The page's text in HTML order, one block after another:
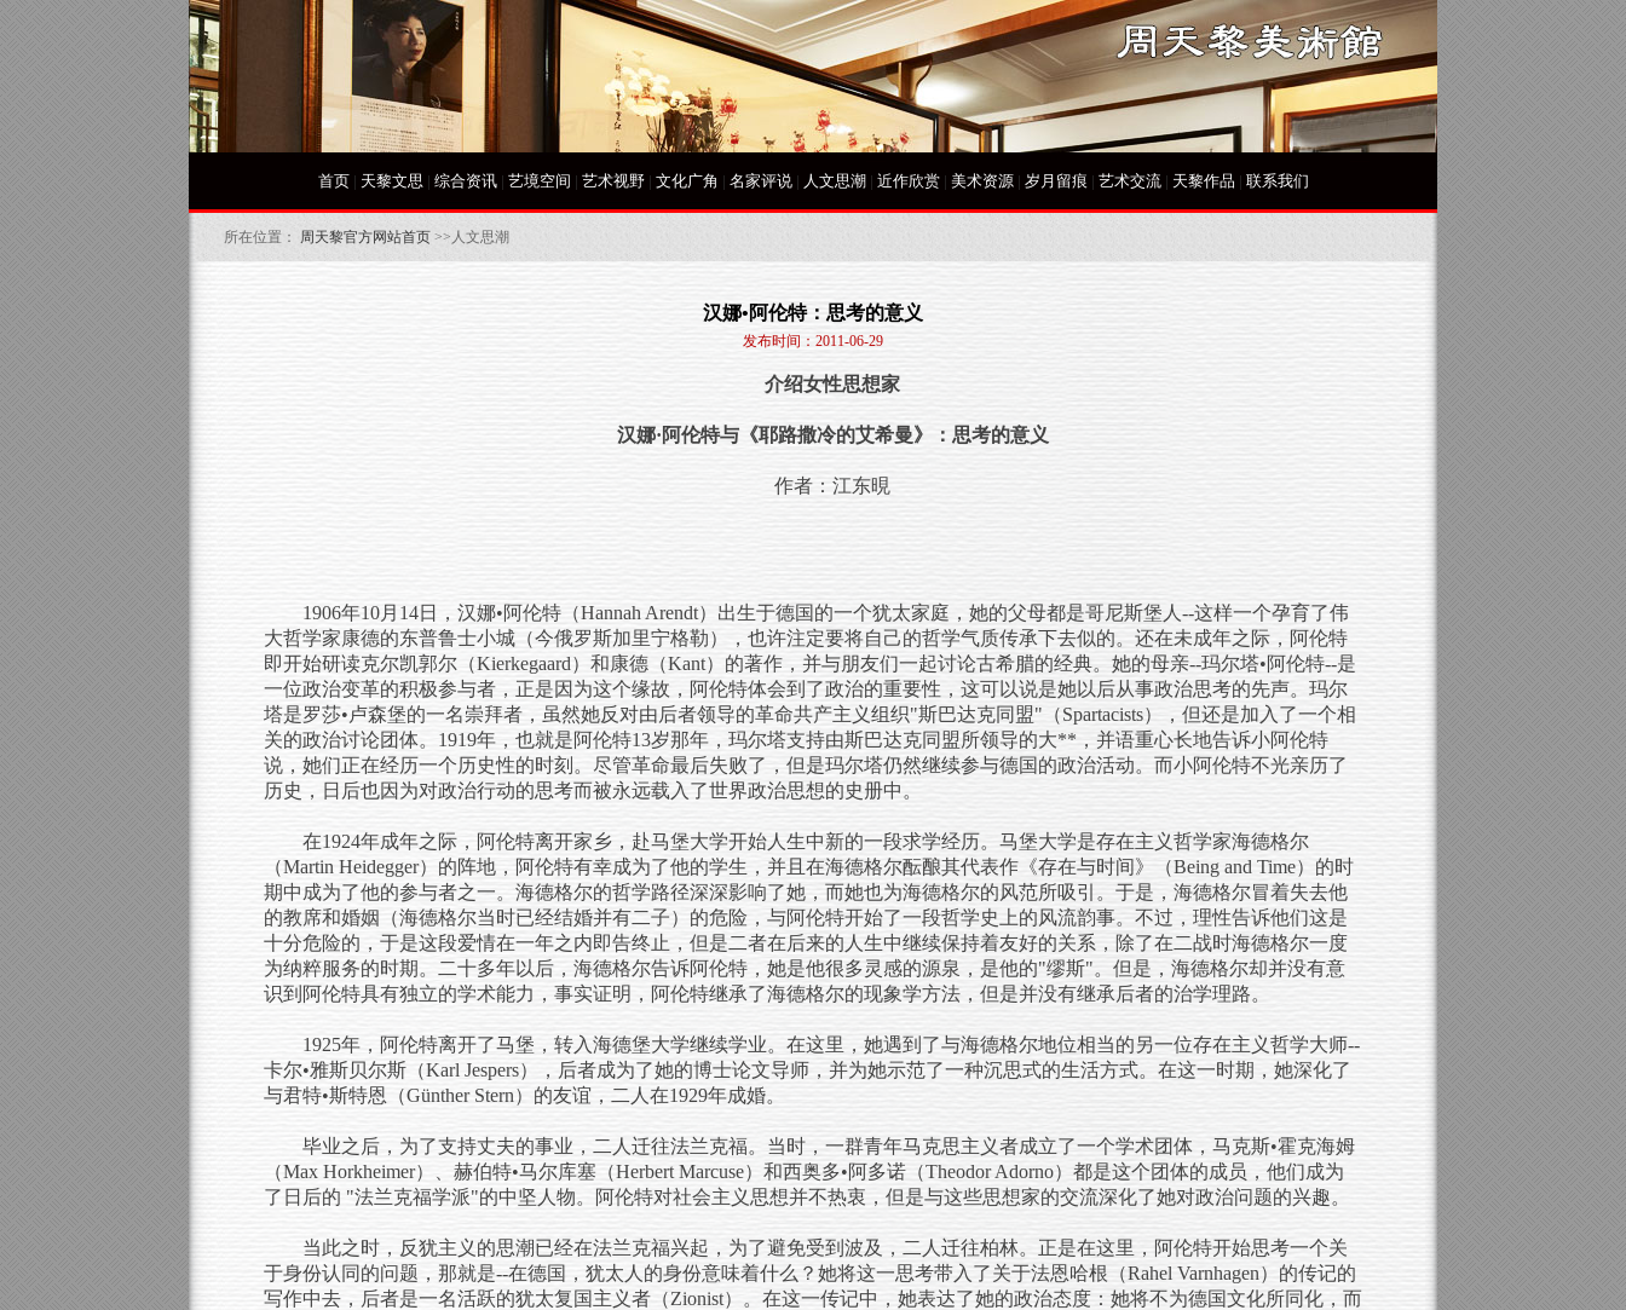
首页| 天黎文思 | 综合资讯| 艺境空间 | 艺术视野| 文化广角 | 名家评说| 人文思潮 | 近作欣赏| 美术资源| 岁月留痕 | 艺术交流| 天黎作品 | 联系我们
所在位置： 周天黎官方网站首页 >>人文思潮
汉娜•阿伦特：思考的意义
发布时间：2011-06-29
介绍女性思想家
汉娜·阿伦特与《耶路撒冷的艾希曼》：思考的意义
作者：江东晛
1906年10月14日，汉娜•阿伦特（Hannah Arendt）出生于德国的一个犹太家庭，她的父母都是哥尼斯堡人--这样一个孕育了伟
大哲学家康德的东普鲁士小城（今俄罗斯加里宁格勒），也许注定要将自己的哲学气质传承下去似的。还在未成年之际，阿伦特
即开始研读克尔凯郭尔（Kierkegaard）和康德（Kant）的著作，并与朋友们一起讨论古希腊的经典。她的母亲--玛尔塔•阿伦特--是
一位政治变革的积极参与者，正是因为这个缘故，阿伦特体会到了政治的重要性，这可以说是她以后从事政治思考的先声。玛尔
塔是罗莎•卢森堡的一名崇拜者，虽然她反对由后者领导的革命共产主义组织"斯巴达克同盟"（Spartacists），但还是加入了一个相
关的政治讨论团体。1919年，也就是阿伦特13岁那年，玛尔塔支持由斯巴达克同盟所领导的大**，并语重心长地告诉小阿伦特
说，她们正在经历一个历史性的时刻。尽管革命最后失败了，但是玛尔塔仍然继续参与德国的政治活动。而小阿伦特不光亲历了
历史，日后也因为对政治行动的思考而被永远载入了世界政治思想的史册中。
在1924年成年之际，阿伦特离开家乡，赴马堡大学开始人生中新的一段求学经历。马堡大学是存在主义哲学家海德格尔
（Martin Heidegger）的阵地，阿伦特有幸成为了他的学生，并且在海德格尔酝酿其代表作《存在与时间》（Being and Time）的时
期中成为了他的参与者之一。海德格尔的哲学路径深深影响了她，而她也为海德格尔的风范所吸引。于是，海德格尔冒着失去他
的教席和婚姻（海德格尔当时已经结婚并有二子）的危险，与阿伦特开始了一段哲学史上的风流韵事。不过，理性告诉他们这是
十分危险的，于是这段爱情在一年之内即告终止，但是二者在后来的人生中继续保持着友好的关系，除了在二战时海德格尔一度
为纳粹服务的时期。二十多年以后，海德格尔告诉阿伦特，她是他很多灵感的源泉，是他的"缪斯"。但是，海德格尔却并没有意
识到阿伦特具有独立的学术能力，事实证明，阿伦特继承了海德格尔的现象学方法，但是并没有继承后者的治学理路。
1925年，阿伦特离开了马堡，转入海德堡大学继续学业。在这里，她遇到了与海德格尔地位相当的另一位存在主义哲学大师--
卡尔•雅斯贝尔斯（Karl Jespers），后者成为了她的博士论文导师，并为她示范了一种沉思式的生活方式。在这一时期，她深化了
与君特•斯特恩（Günther Stern）的友谊，二人在1929年成婚。
毕业之后，为了支持丈夫的事业，二人迁往法兰克福。当时，一群青年马克思主义者成立了一个学术团体，马克斯•霍克海姆
（Max Horkheimer）、赫伯特•马尔库塞（Herbert Marcuse）和西奥多•阿多诺（Theodor Adorno）都是这个团体的成员，他们成为
了日后的 "法兰克福学派"的中坚人物。阿伦特对社会主义思想并不热衷，但是与这些思想家的交流深化了她对政治问题的兴趣。
当此之时，反犹主义的思潮已经在法兰克福兴起，为了避免受到波及，二人迁往柏林。正是在这里，阿伦特开始思考一个关
于身份认同的问题，那就是--在德国，犹太人的身份意味着什么？她将这一思考带入了关于法恩哈根（Rahel Varnhagen）的传记的
写作中去，后者是一名活跃的犹太复国主义者（Zionist）。在这一传记中，她表达了她的政治态度：她将不为德国文化所同化，而